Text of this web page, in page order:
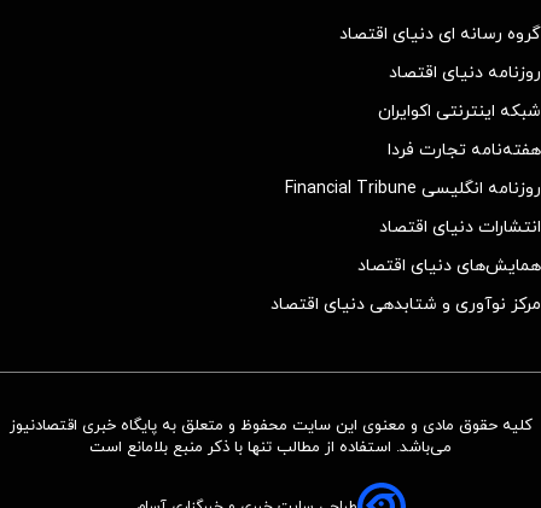
گروه رسانه ای دنیای اقتصاد
روزنامه دنیای اقتصاد
شبکه اینترنتی اکوایران
هفته‌نامه تجارت فردا
روزنامه انگلیسی Financial Tribune
انتشارات دنیای اقتصاد
همایش‌های دنیای اقتصاد
مرکز نوآوری و شتابدهی دنیای اقتصاد
کلیه حقوق مادی و معنوی این سایت محفوظ و متعلق به پایگاه خبری اقتصادنیوز
می‌باشد. استفاده از مطالب تنها با ذکر منبع بلامانع است